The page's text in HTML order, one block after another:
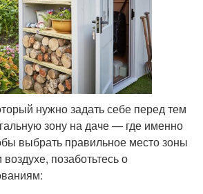
нужно задать себе перед тем
зону на даче — где именно
выбрать правильное место зоны
позаботьтесь о